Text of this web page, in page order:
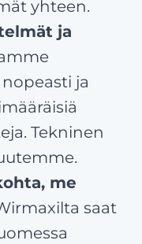
yhteen.
ja
ja
Tekninen
me
saat